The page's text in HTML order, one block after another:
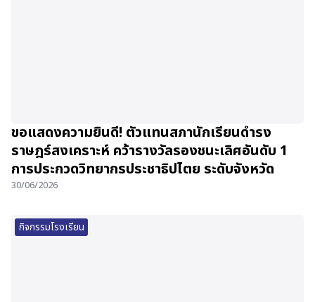
ขอแสดงความยินดี! ตัวแทนสภานักเรียนดำรง
ราษฎร์สงเคราะห์ คว้ารางวัลรองชนะเลิศอันดับ 1
การประกวดวิทยากรประชาธิปไตย ระดับจังหวัด
30/06/2026
กิจกรรมโรงเรียน